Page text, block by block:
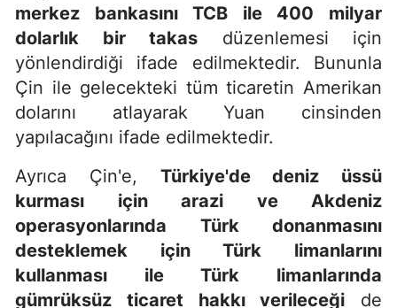
merkez bankasını TCB ile 400 milyar
dolarlık bir takas düzenlemesi için
yönlendirdiği ifade edilmektedir. Bununla
Çin ile gelecekteki tüm ticaretin Amerikan
dolarını atlayarak Yuan cinsinden
yapılacağını ifade edilmektedir.
Ayrıca Çin'e, Türkiye'de deniz üssü
kurması için arazi ve Akdeniz
operasyonlarında Türk donanmasını
desteklemek için Türk limanlarını
kullanması ile Türk limanlarında
gümrüksüz ticaret hakkı verileceği de